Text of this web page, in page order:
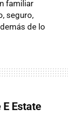
familiar
seguro,
de lo
Estate